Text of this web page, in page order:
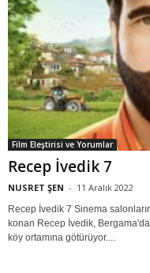
Film Eleştirisi ve Yorumlar
Recep İvedik 7
NUSRET ŞEN - 11 Aralık 2022
Recep İvedik 7 Sinema
konan Recep İvedik,
köy ortamına götürüyor....